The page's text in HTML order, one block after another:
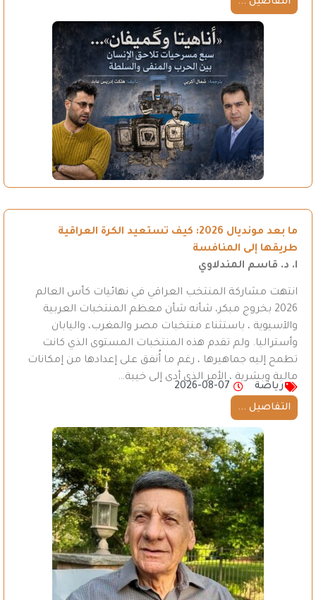
ما بعد مونديال 2026: كيف تستعيد الكرة العراقية
طريقها إلى المنافسة
ا. د. قاسم المندلاوي
انتهت مشاركة المنتخب العراقي في نهائيات كأس العالم
2026 بخروج مبكر، شأنه شأن معظم المنتخبات العربية
والآسيوية ، باستثناء منتخبات مصر والمغرب، واليابان
وأستراليا. ولم تقدم هذه المنتخبات المستوى الذي كانت
تطمح إليه جماهيرها ، رغم ما أُنفق على إعدادها من إمكانات
مالية وبشرية ، الأمر الذي أدى إلى خيبة…
رياضة
2026-08-07
التفاصيل ...